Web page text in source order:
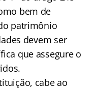
bem de
patrimônio
devem ser
que assegure o
cabe ao